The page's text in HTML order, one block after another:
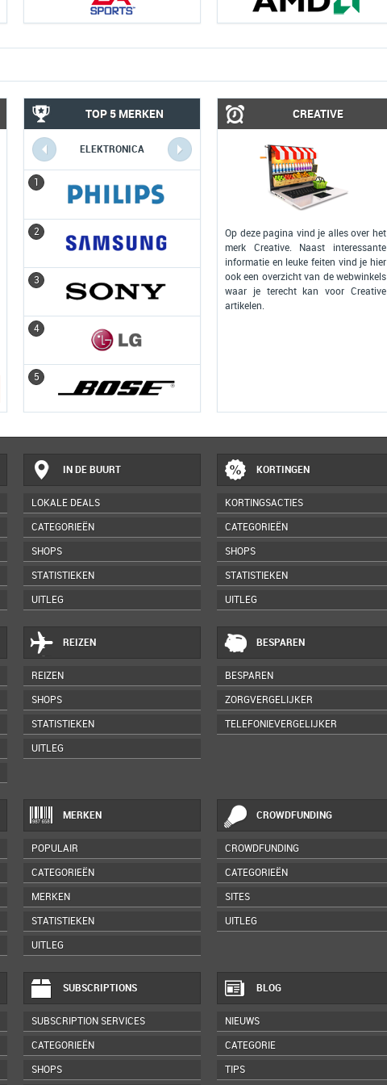
TOP 5 MERKEN
ELEKTRONICA
1
2
3
4
5
COMPUTERS
2
3
CREATIVE
Op deze pagina vind je alles over het
merk Creative. Naast interessante
informatie en leuke feiten vind je hier
ook een overzicht van de webwinkels
waar je terecht kan voor Creative
artikelen.
IN DE BUURT
LOKALE DEALS
CATEGORIEËN
SHOPS
STATISTIEKEN
UITLEG
KORTINGEN
KORTINGSACTIES
CATEGORIEËN
SHOPS
STATISTIEKEN
UITLEG
REIZEN
REIZEN
SHOPS
STATISTIEKEN
UITLEG
BESPAREN
BESPAREN
ZORGVERGELIJKER
TELEFONIEVERGELIJKER
MERKEN
POPULAIR
CATEGORIEËN
MERKEN
STATISTIEKEN
UITLEG
CROWDFUNDING
CROWDFUNDING
CATEGORIEËN
SITES
UITLEG
SUBSCRIPTIONS
SUBSCRIPTION SERVICES
CATEGORIEËN
SHOPS
BLOG
NIEUWS
CATEGORIE
TIPS